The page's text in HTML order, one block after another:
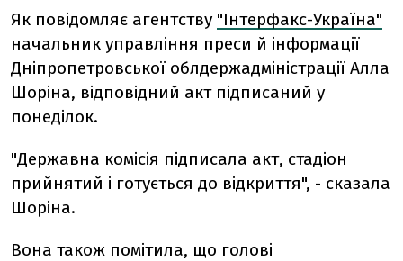
Як повідомляє агентству "Інтерфакс-Україна"
начальник управління преси й інформації
Дніпропетровської облдержадміністрації Алла
Шоріна, відповідний акт підписаний у
понеділок.
"Державна комісія підписала акт, стадіон
прийнятий і готується до відкриття", - сказала
Шоріна.
Вона також помітила, що голові